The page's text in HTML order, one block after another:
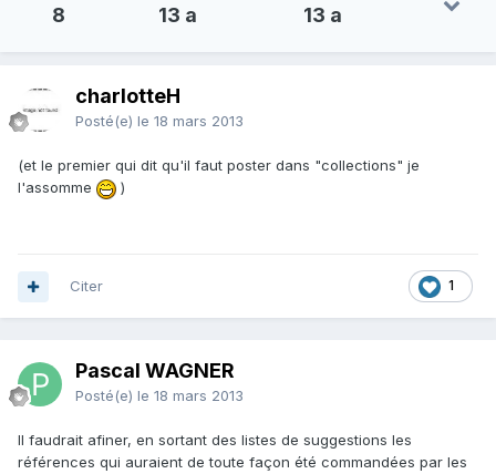
8 13 a 13 a
charlotteH
Posté(e) le 18 mars 2013
(et le premier qui dit qu'il faut poster dans "collections" je
l'assomme
)
1
Citer
Pascal WAGNER
Posté(e) le 18 mars 2013
Il faudrait afiner, en sortant des listes de suggestions les
références qui auraient de toute façon été commandées par les